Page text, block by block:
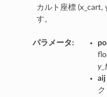
カルト座標 (x_cart,
す。
パラメータ:
aij